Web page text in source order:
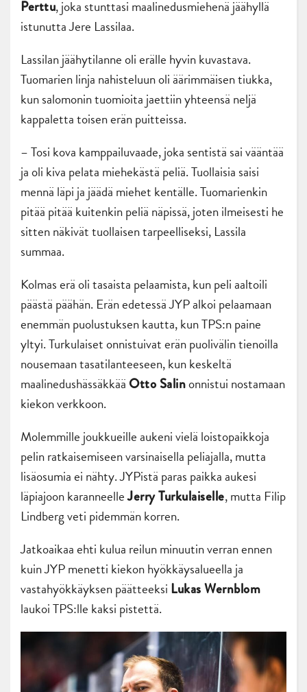
Perttu, joka stunttasi maalinedusmiehenä jäähyllä
istunutta Jere Lassilaa.
Lassilan jäähytilanne oli erälle hyvin kuvastava.
Tuomarien linja nahisteluun oli äärimmäisen tiukka,
kun salomonin tuomioita jaettiin yhteensä neljä
kappaletta toisen erän puitteissa.
– Tosi kova kamppailuvaade, joka sentistä sai vääntää
ja oli kiva pelata miehekästä peliä. Tuollaisia saisi
mennä läpi ja jäädä miehet kentälle. Tuomarienkin
pitää pitää kuitenkin peliä näpissä, joten ilmeisesti he
sitten näkivät tuollaisen tarpeelliseksi, Lassila
summaa.
Kolmas erä oli tasaista pelaamista, kun peli aaltoili
päästä päähän. Erän edetessä JYP alkoi pelaamaan
enemmän puolustuksen kautta, kun TPS:n paine
yltyi. Turkulaiset onnistuivat erän puolivälin tienoilla
nousemaan tasatilanteeseen, kun keskeltä
maalinedushässäkkääOtto Salinonnistui nostamaan
kiekon verkkoon.
Molemmille joukkueille aukeni vielä loistopaikkoja
pelin ratkaisemiseen varsinaisella peliajalla, mutta
lisäosumia ei nähty. JYPistä paras paikka aukesi
läpiajoon karanneelleJerry Turkulaiselle, mutta Filip
Lindberg veti pidemmän korren.
Jatkoaikaa ehti kulua reilun minuutin verran ennen
kuin JYP menetti kiekon hyökkäysalueella ja
vastahyökkäyksen päätteeksi Lukas Wernblom
laukoi TPS:lle kaksi pistettä.